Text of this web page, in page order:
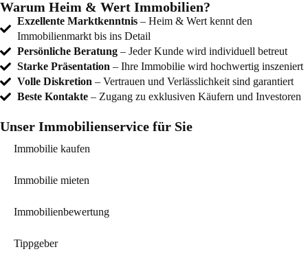
Warum Heim & Wert Immobilien?
Exzellente Marktkenntnis – Heim & Wert kennt den
Immobilienmarkt bis ins Detail
Persönliche Beratung – Jeder Kunde wird individuell betreut
Starke Präsentation – Ihre Immobilie wird hochwertig inszeniert
Volle Diskretion – Vertrauen und Verlässlichkeit sind garantiert
Beste Kontakte – Zugang zu exklusiven Käufern und Investoren
Unser Immobilienservice für Sie
Immobilie kaufen
Immobilie mieten
Immobilienbewertung
Tippgeber